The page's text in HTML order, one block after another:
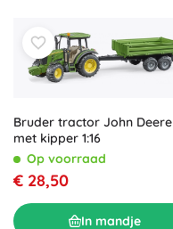
Bruder tractor John Deere
met kipper 1:16
Op voorraad
€ 28,50
In mandje